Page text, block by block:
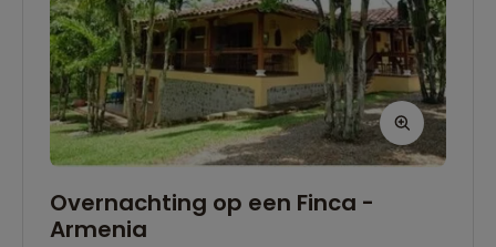
Overnachting op een Finca -
Armenia